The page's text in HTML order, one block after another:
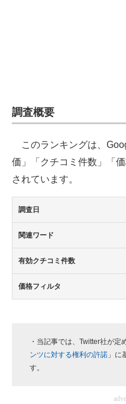
エレクトロニクス専門サイト
エネルギーの専門メディア
建設×テクノロジーの最前線
ちょっと気になるネットの話題
調査概要
このランキングは、
価」「クチコミ件数」「
されています。
調査日
関連ワード
有効クチコミ件数
価格フィルタ
・当記事では、Twitter社が定
ンツに対する権利の許諾 」に
す。